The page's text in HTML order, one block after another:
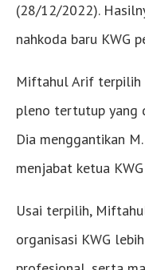
(28/12/2022).
nahkoda baru KWG
Miftahul Arif terpilih
pleno tertutup yang
Dia menggantikan
menjabat ketua
Usai terpilih,
organisasi KWG